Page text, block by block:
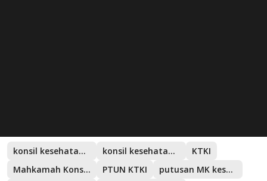
konsil kesehatan di bawah presiden konsil kesehatan independen
KTKI
Mahkamah Konstitusi
PTUN KTKI
putusan MK kesehatan